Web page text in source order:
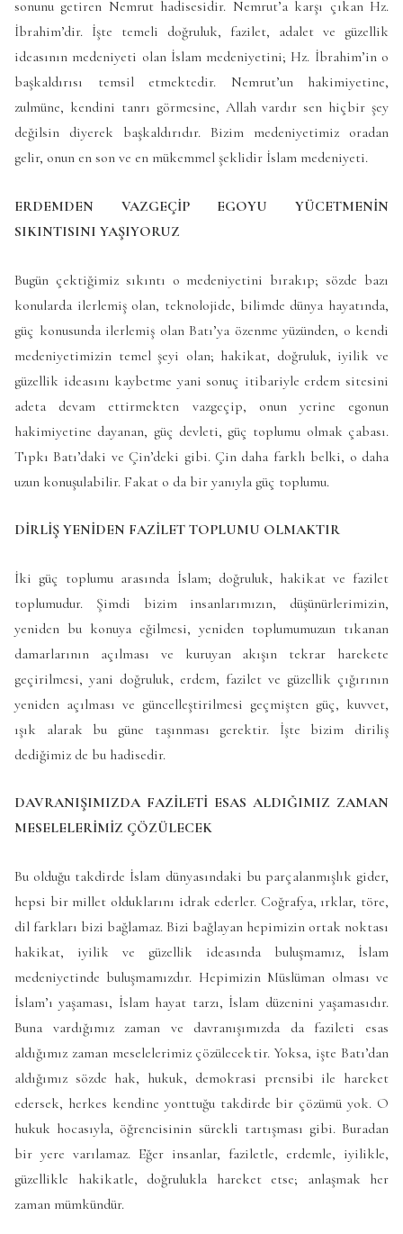
sonunu getiren Nemrut hadisesidir. Nemrut’a karşı çıkan Hz.
İbrahim’dir. İşte temeli doğruluk, fazilet, adalet ve güzellik
ideasının medeniyeti olan İslam medeniyetini; Hz. İbrahim’in o
başkaldırısı temsil etmektedir. Nemrut’un hakimiyetine,
zulmüne, kendini tanrı görmesine, Allah vardır sen hiçbir şey
değilsin diyerek başkaldırıdır. Bizim medeniyetimiz oradan
gelir, onun en son ve en mükemmel şeklidir İslam medeniyeti.
ERDEMDEN VAZGEÇİP EGOYU YÜCETMENİN
SIKINTISINI YAŞIYORUZ
Bugün çektiğimiz sıkıntı o medeniyetini bırakıp; sözde bazı
konularda ilerlemiş olan, teknolojide, bilimde dünya hayatında,
güç konusunda ilerlemiş olan Batı’ya özenme yüzünden, o kendi
medeniyetimizin temel şeyi olan; hakikat, doğruluk, iyilik ve
güzellik ideasını kaybetme yani sonuç itibariyle erdem sitesini
adeta devam ettirmekten vazgeçip, onun yerine egonun
hakimiyetine dayanan, güç devleti, güç toplumu olmak çabası.
Tıpkı Batı’daki ve Çin’deki gibi. Çin daha farklı belki, o daha
uzun konuşulabilir. Fakat o da bir yanıyla güç toplumu.
DİRLİŞ YENİDEN FAZİLET TOPLUMU OLMAKTIR
İki güç toplumu arasında İslam; doğruluk, hakikat ve fazilet
toplumudur. Şimdi bizim insanlarımızın, düşünürlerimizin,
yeniden bu konuya eğilmesi, yeniden toplumumuzun tıkanan
damarlarının açılması ve kuruyan akışın tekrar harekete
geçirilmesi, yani doğruluk, erdem, fazilet ve güzellik çığırının
yeniden açılması ve güncelleştirilmesi geçmişten güç, kuvvet,
ışık alarak bu güne taşınması gerektir. İşte bizim diriliş
dediğimiz de bu hadisedir.
DAVRANIŞIMIZDA FAZİLETİ ESAS ALDIĞIMIZ ZAMAN
MESELELERİMİZ ÇÖZÜLECEK
Bu olduğu takdirde İslam dünyasındaki bu parçalanmışlık gider,
hepsi bir millet olduklarını idrak ederler. Coğrafya, ırklar, töre,
dil farkları bizi bağlamaz. Bizi bağlayan hepimizin ortak noktası
hakikat, iyilik ve güzellik ideasında buluşmamız, İslam
medeniyetinde buluşmamızdır. Hepimizin Müslüman olması ve
İslam’ı yaşaması, İslam hayat tarzı, İslam düzenini yaşamasıdır.
Buna vardığımız zaman ve davranışımızda da fazileti esas
aldığımız zaman meselelerimiz çözülecektir. Yoksa, işte Batı’dan
aldığımız sözde hak, hukuk, demokrasi prensibi ile hareket
edersek, herkes kendine yonttuğu takdirde bir çözümü yok. O
hukuk hocasıyla, öğrencisinin sürekli tartışması gibi. Buradan
bir yere varılamaz. Eğer insanlar, faziletle, erdemle, iyilikle,
güzellikle hakikatle, doğrulukla hareket etse; anlaşmak her
zaman mümkündür.